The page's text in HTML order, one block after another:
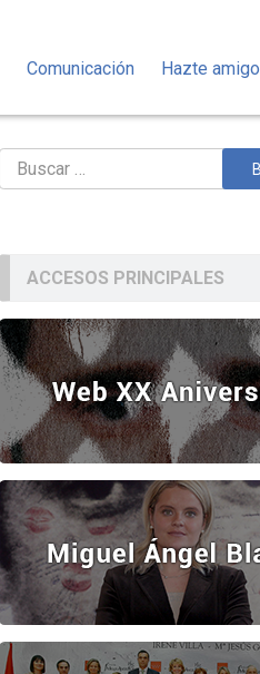
Comunicación Hazte amigo
Buscar:
ACCESOS PRINCIPALES